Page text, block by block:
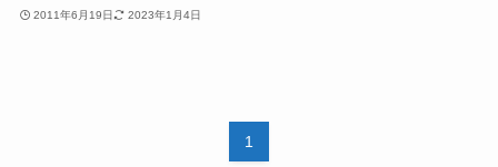
2011年6月19日 2023年1月4日
1